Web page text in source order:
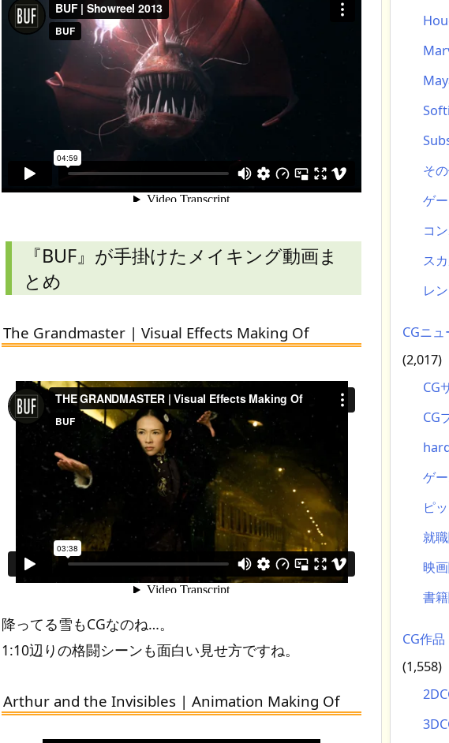
『BUF』が手掛けたメイキング動画ま
とめ
The Grandmaster | Visual Effects Making Of
降ってる雪もCGなのね…。
1:10辺りの格闘シーンも面白い見せ方ですね。
Arthur and the Invisibles | Animation Making Of
そ
ゲ
コ
ス
レ
CGニュ
(2,017)
CG
CG
ゲ
ピ
就
映
書
CG作品
(1,558)